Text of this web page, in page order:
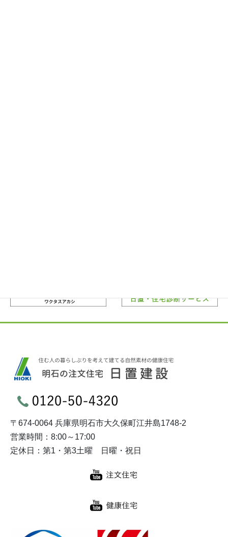
〒674-0064 兵庫県明石市大久保町江井島1748-2
営業時間：8:00～17:00
定休日：第1・第3土曜 日曜・祝日